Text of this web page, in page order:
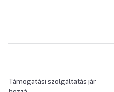
Támogatási szolgáltatás jár